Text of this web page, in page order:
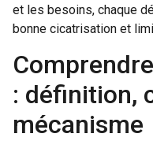
et les besoins, chaque
bonne cicatrisation et
: définition,
mécanisme